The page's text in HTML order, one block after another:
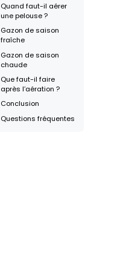
Quand faut-il aérer
une pelouse ?
Gazon de saison
fraîche
Gazon de saison
chaude
Que faut-il faire
après l’aération ?
Conclusion
Questions fréquentes